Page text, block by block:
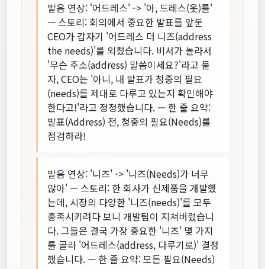
발음 연상: '어드레스' -> '아, 드레스(옷)를'
— 스토리: 회의에서 중요한 발표를 앞둔
CEO가 갑자기 '어드레스 더 니즈(address
the needs)'를 외쳤습니다. 비서가 놀라서
'무슨 주소(address) 말씀이세요?'라고 묻
자, CEO는 '아니, 내 발표가 청중의 필요
(needs)를 제대로 다루고 있는지 확인해야
한다고!'라고 정정했습니다. — 한 줄 요약:
발표(Address) 전, 청중의 필요(Needs)를
점검하라!
발음 연상: '니즈' -> '니즈(Needs)가 너무
많아' — 스토리: 한 회사가 신제품을 개발했
는데, 시장의 다양한 '니즈(needs)'를 모두
충족시키려다 보니 개발팀이 지쳐버렸습니
다. 그들은 결국 가장 중요한 '니즈' 몇 가지
를 골라 '어드레스(address, 다루기로)' 결정
했습니다. — 한 줄 요약: 모든 필요(Needs)